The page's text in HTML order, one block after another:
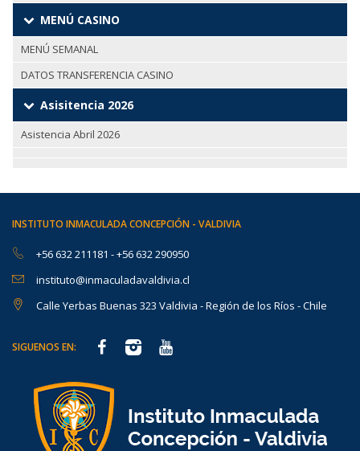
MENÚ CASINO
MENÚ SEMANAL
DATOS TRANSFERENCIA CASINO
Asisitencia 2026
Asistencia Abril 2026
INSTITUTO INMACULADA CONCEPCIÓN - VALDIVIA
+56 632 211181 -+56 632 290950
instituto@inmaculadavaldivia.cl
Calle Yerbas Buenas 323 Valdivia - Región de los Ríos - Chile
SIGUENOS EN: